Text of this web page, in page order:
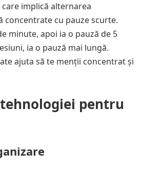
implică alternarea
concentrate cu pauze scurte.
minute, apoi ia o pauză de 5
ia o pauză mai lungă.
ajuta să te menții concentrat și
pentru